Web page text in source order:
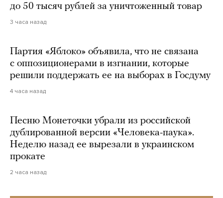
до 50 тысяч рублей за уничтоженный товар
3 часа назад
Партия «Яблоко» объявила, что не связана
с оппозиционерами в изгнании, которые
решили поддержать ее на выборах в Госдуму
4 часа назад
Песню Монеточки убрали из российской
дублированной версии «Человека-паука».
Неделю назад ее вырезали в украинском
прокате
2 часа назад